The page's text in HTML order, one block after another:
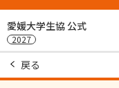
愛媛大学生協 公式
2027
戻る